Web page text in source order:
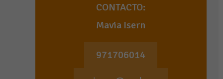
CONTACTO:
Mavia Isern
971706014